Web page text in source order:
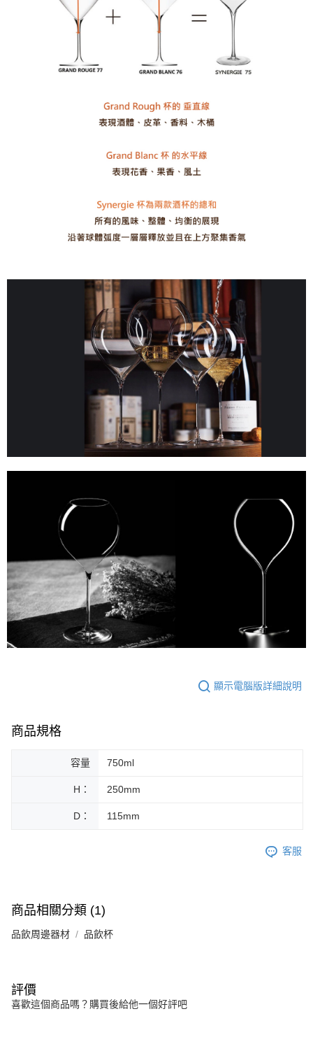
顯示電腦版詳細說明
商品規格
容量 750ml
H： 250mm
D： 115mm
客服
商品相關分類 (1)
品飲周邊器材 品飲杯
評價
喜歡這個商品嗎？購買後給他一個好評吧